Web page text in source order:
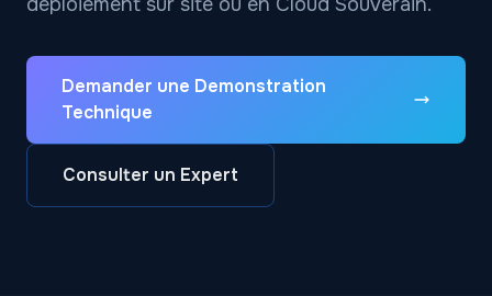
Demander une Demonstration
Technique
Consulter un Expert